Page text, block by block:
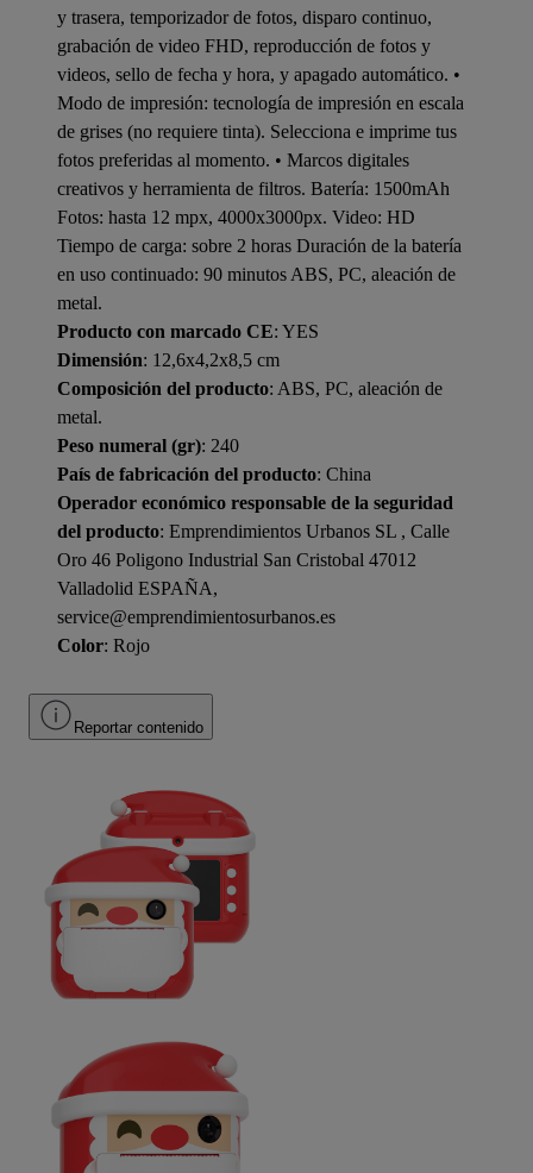
y trasera, temporizador de fotos, disparo continuo,
grabación de video FHD, reproducción de fotos y
videos, sello de fecha y hora, y apagado automático. •
Modo de impresión: tecnología de impresión en escala
de grises (no requiere tinta). Selecciona e imprime tus
fotos preferidas al momento. • Marcos digitales
creativos y herramienta de filtros. Batería: 1500mAh
Fotos: hasta 12 mpx, 4000x3000px. Video: HD
Tiempo de carga: sobre 2 horas Duración de la batería
en uso continuado: 90 minutos ABS, PC, aleación de
metal.
Producto con marcado CE: YES
Dimensión: 12,6x4,2x8,5 cm
Composición del producto: ABS, PC, aleación de
metal.
Peso numeral (gr): 240
País de fabricación del producto: China
Operador económico responsable de la seguridad
del producto: Emprendimientos Urbanos SL , Calle
Oro 46 Poligono Industrial San Cristobal 47012
Valladolid ESPAÑA,
service@emprendimientosurbanos.es
Color: Rojo
Reportar contenido